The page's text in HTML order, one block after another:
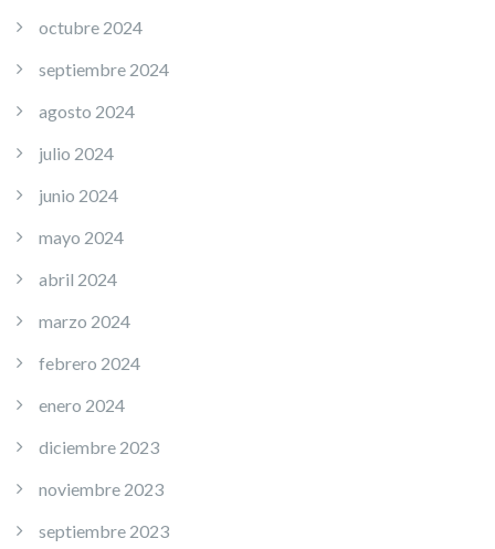
octubre 2024
septiembre 2024
agosto 2024
julio 2024
junio 2024
mayo 2024
abril 2024
marzo 2024
febrero 2024
enero 2024
diciembre 2023
noviembre 2023
septiembre 2023